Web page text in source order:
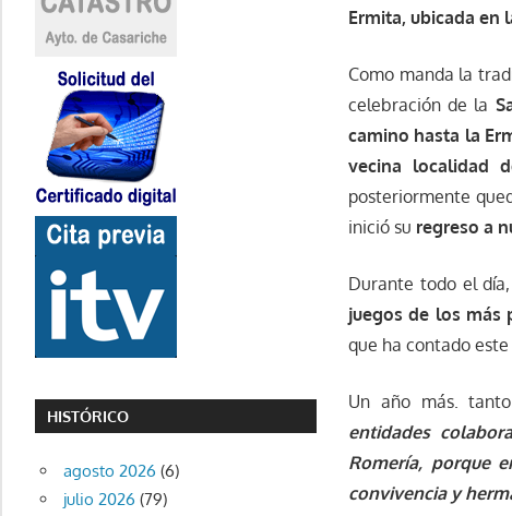
Ermita, ubicada en
Como manda la
celebración de la
camino hasta la
vecina localidad
posteriormente
inició su regreso a
Durante todo el día,
juegos de los más
que ha contado
Un año más.
entidades
Romería, porque
convivencia y
HISTÓRICO
agosto 2026 (6)
julio 2026 (79)